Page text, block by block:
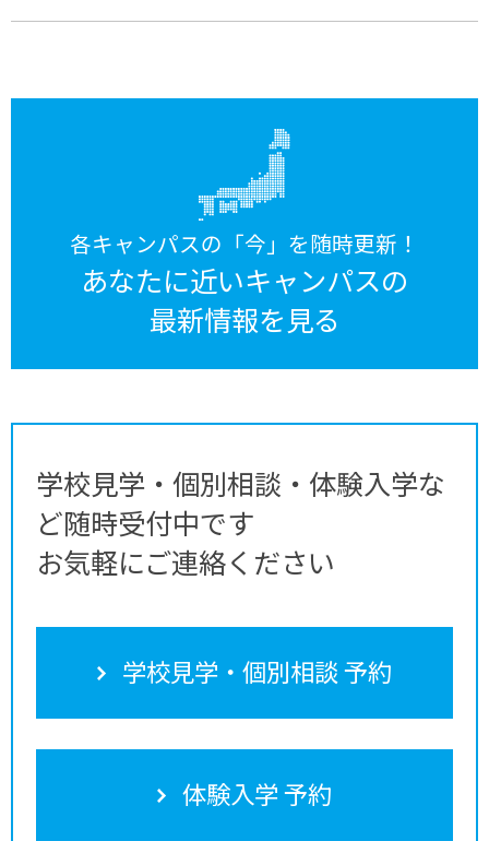
各キャンパスの「今」を随時更新！
あなたに近いキャンパスの
最新情報を見る
学校見学・個別相談・体験入学な
ど随時受付中です
お気軽にご連絡ください
学校見学・個別相談 予約
体験入学 予約